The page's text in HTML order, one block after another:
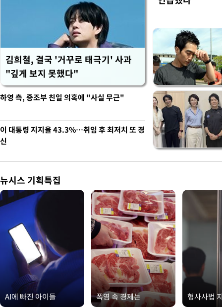
김희철, 결국 '거꾸로 태극기' 사과
"깊게 보지 못했다"
하영 측, 증조부 친일 의혹에 "사실 무근"
이 대통령 지지율 43.3%…취임 후 최저치 또 경
신
뉴시스 기획특집
AI에 빠진 아이들 폭염 속 경제는 형사사법